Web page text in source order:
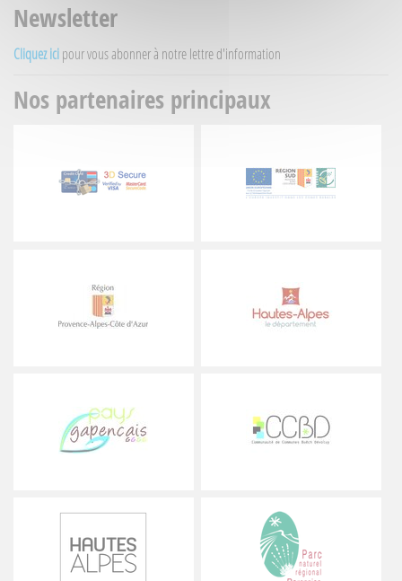
Newsletter
Cliquez ici pour vous abonner à notre lettre d'information
Nos partenaires principaux